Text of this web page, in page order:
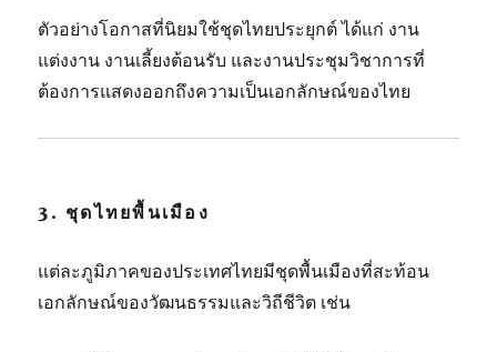
ตัวอย่างโอกาสที่นิยมใช้ชุดไทยประยุกต์ ได้แก่ งาน
แต่งงาน งานเลี้ยงต้อนรับ และงานประชุมวิชาการที่
ต้องการแสดงออกถึงความเป็นเอกลักษณ์ของไทย
3. ชุดไทยพื้นเมือง
แต่ละภูมิภาคของประเทศไทยมีชุดพื้นเมืองที่สะท้อน
เอกลักษณ์ของวัฒนธรรมและวิถีชีวิต เช่น